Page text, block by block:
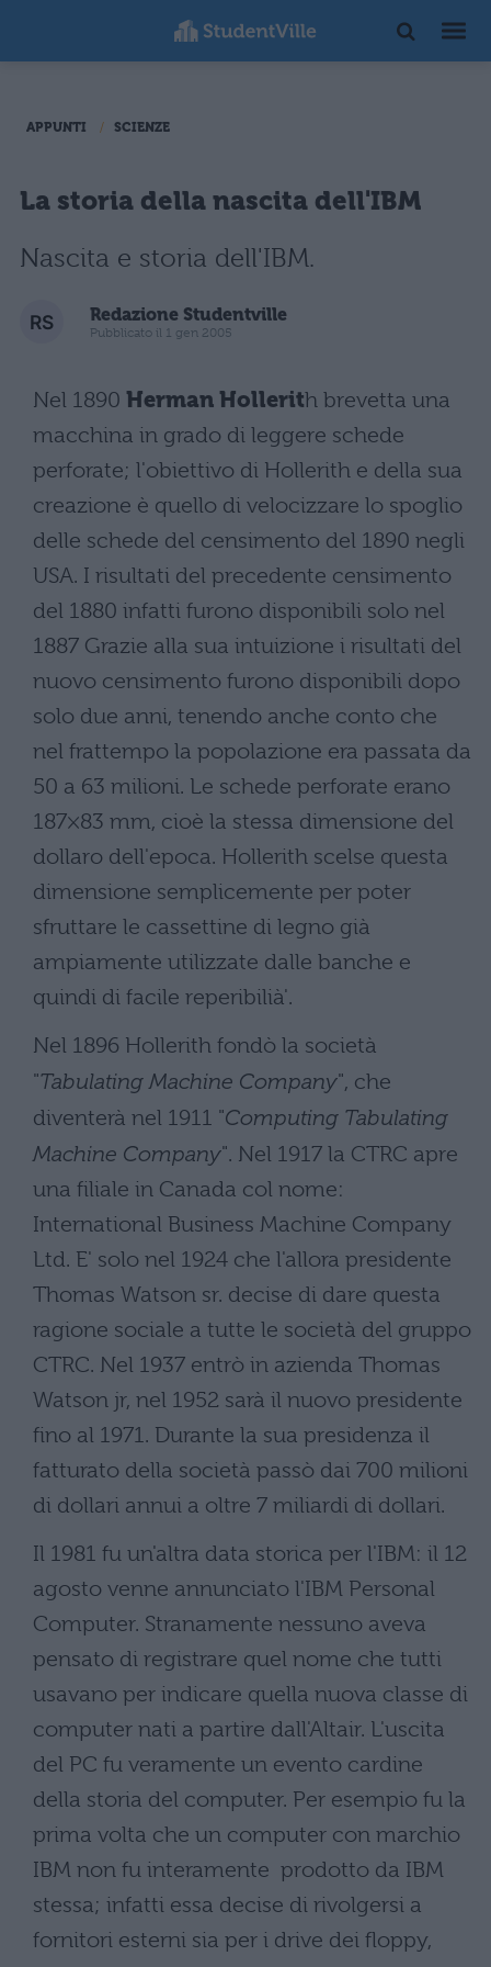
APPUNTI SCIENZE
La storia della nascita dell'IBM
Nascita e storia dell'IBM.
Redazione Studentville
Pubblicato il 1 gen 2005
Nel 1890 Herman Hollerith brevetta una
macchina in grado di leggere schede
perforate; l'obiettivo di Hollerith e della sua
creazione è quello di velocizzare lo spoglio
delle schede del censimento del 1890 negli
USA. I risultati del precedente censimento
del 1880 infatti furono disponibili solo nel
1887 Grazie alla sua intuizione i risultati del
nuovo censimento furono disponibili dopo
solo due anni, tenendo anche conto che
nel frattempo la popolazione era passata da
50 a 63 milioni. Le schede perforate erano
187×83 mm, cioè la stessa dimensione del
dollaro dell'epoca. Hollerith scelse questa
dimensione semplicemente per poter
sfruttare le cassettine di legno già
ampiamente utilizzate dalle banche e
quindi di facile reperibilià'.
Nel 1896 Hollerith fondò la società
"Tabulating Machine Company", che
diventerà nel 1911 "Computing Tabulating
Machine Company". Nel 1917 la CTRC apre
una filiale in Canada col nome:
International Business Machine Company
Ltd. E' solo nel 1924 che l'allora presidente
Thomas Watson sr. decise di dare questa
ragione sociale a tutte le società del gruppo
CTRC. Nel 1937 entrò in azienda Thomas
Watson jr, nel 1952 sarà il nuovo presidente
fino al 1971. Durante la sua presidenza il
fatturato della società passò dai 700 milioni
di dollari annui a oltre 7 miliardi di dollari.
Il 1981 fu un'altra data storica per l'IBM: il 12
agosto venne annunciato l'IBM Personal
Computer. Stranamente nessuno aveva
pensato di registrare quel nome che tutti
usavano per indicare quella nuova classe di
computer nati a partire dall'Altair. L'uscita
del PC fu veramente un evento cardine
della storia del computer. Per esempio fu la
prima volta che un computer con marchio
IBM non fu interamente prodotto da IBM
stessa; infatti essa decise di rivolgersi a
fornitori esterni sia per i drive dei floppy,